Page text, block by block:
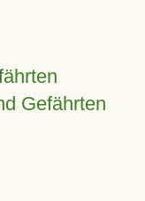
Gefährten